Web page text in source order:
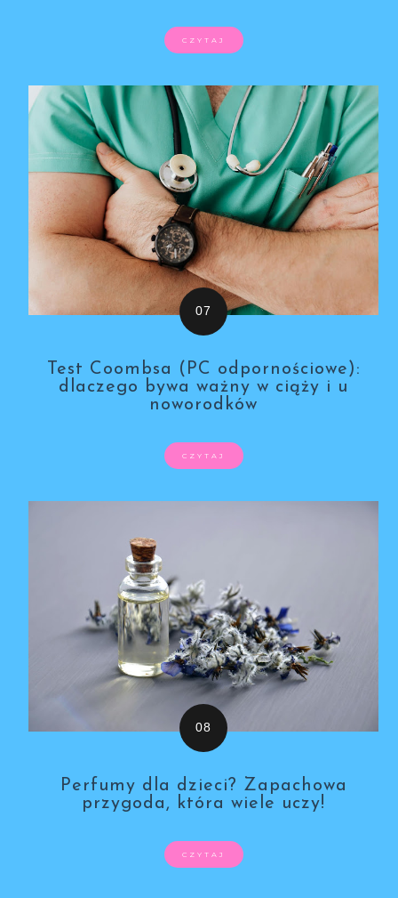
CZYTAJ
Test Coombsa (PC odpornościowe):
dlaczego bywa ważny w ciąży i u
noworodków
CZYTAJ
Perfumy dla dzieci? Zapachowa
przygoda, która wiele uczy!
CZYTAJ